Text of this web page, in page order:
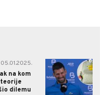
05.01.2025.
na kom
dilemu
0